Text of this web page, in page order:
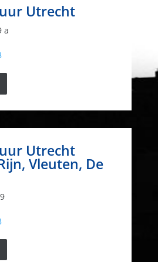
Utrecht
a
Utrecht
Vleuten, De